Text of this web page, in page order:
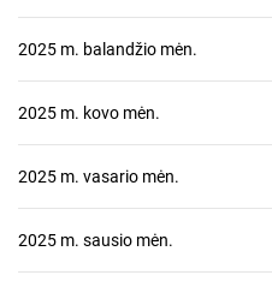
2025 m. balandžio mėn.
2025 m. kovo mėn.
2025 m. vasario mėn.
2025 m. sausio mėn.